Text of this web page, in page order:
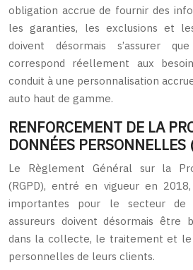
obligation accrue de fournir des
les garanties, les exclusions et
doivent désormais s’assurer
correspond réellement aux
conduit à une personnalisation
auto haut de gamme.
RENFORCEMENT DE LA
DONNÉES PERSONNELLES
Le Règlement Général sur la
(RGPD), entré en vigueur en
importantes pour le secteur de
assureurs doivent désormais être
dans la collecte, le traitement et le
personnelles de leurs clients.